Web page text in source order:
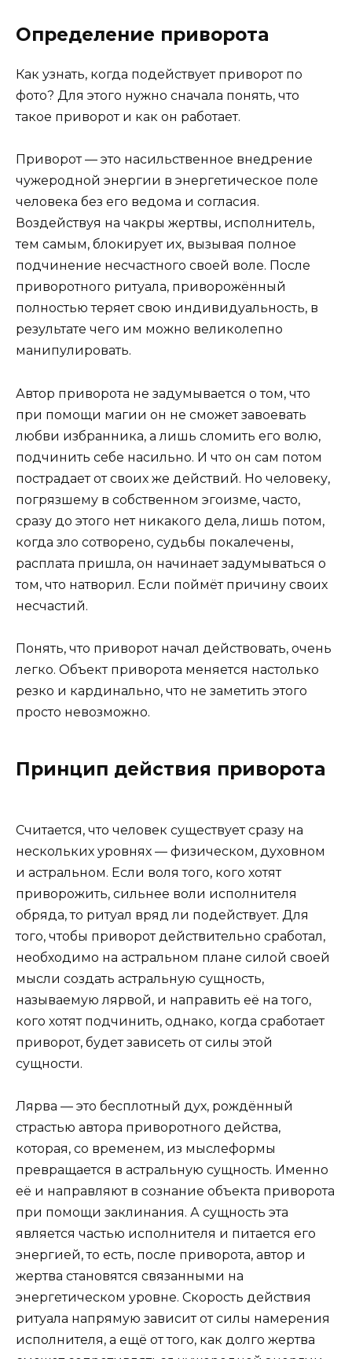
Определение приворота
Как узнать, когда подействует приворот по
фото? Для этого нужно сначала понять, что
такое приворот и как он работает.
Приворот — это насильственное внедрение
чужеродной энергии в энергетическое поле
человека без его ведома и согласия.
Воздействуя на чакры жертвы, исполнитель,
тем самым, блокирует их, вызывая полное
подчинение несчастного своей воле. После
приворотного ритуала, приворожённый
полностью теряет свою индивидуальность, в
результате чего им можно великолепно
манипулировать.
Автор приворота не задумывается о том, что
при помощи магии он не сможет завоевать
любви избранника, а лишь сломить его волю,
подчинить себе насильно. И что он сам потом
пострадает от своих же действий. Но человеку,
погрязшему в собственном эгоизме, часто,
сразу до этого нет никакого дела, лишь потом,
когда зло сотворено, судьбы покалечены,
расплата пришла, он начинает задумываться о
том, что натворил. Если поймёт причину своих
несчастий.
Понять, что приворот начал действовать, очень
легко. Объект приворота меняется настолько
резко и кардинально, что не заметить этого
просто невозможно.
Принцип действия приворота
Считается, что человек существует сразу на
нескольких уровнях — физическом, духовном
и астральном. Если воля того, кого хотят
приворожить, сильнее воли исполнителя
обряда, то ритуал вряд ли подействует. Для
того, чтобы приворот действительно сработал,
необходимо на астральном плане силой своей
мысли создать астральную сущность,
называемую лярвой, и направить её на того,
кого хотят подчинить, однако, когда сработает
приворот, будет зависеть от силы этой
сущности.
Лярва — это бесплотный дух, рождённый
страстью автора приворотного действа,
которая, со временем, из мыслеформы
превращается в астральную сущность. Именно
её и направляют в сознание объекта приворота
при помощи заклинания. А сущность эта
является частью исполнителя и питается его
энергией, то есть, после приворота, автор и
жертва становятся связанными на
энергетическом уровне. Скорость действия
ритуала напрямую зависит от силы намерения
исполнителя, а ещё от того, как долго жертва